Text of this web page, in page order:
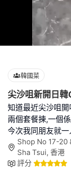
韓國菜
尖沙咀新開日
知道最近尖沙咀
兩個套餐揀,一個
今次我同朋友就
Shop No 17-20
Sha Tsui, 香港
評分